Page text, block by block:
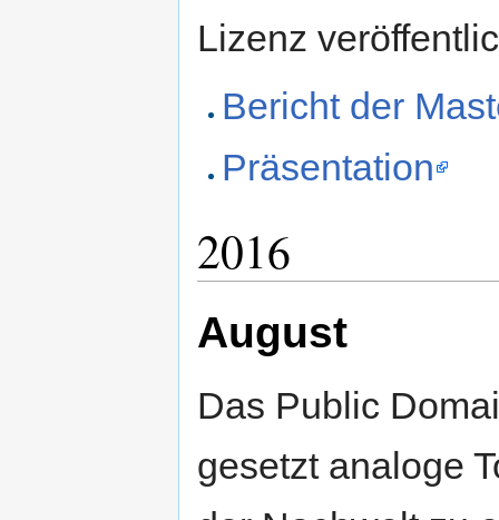
Lizenz
Bericht der
Präsentation
2016
August
Das Public
gesetzt analoge